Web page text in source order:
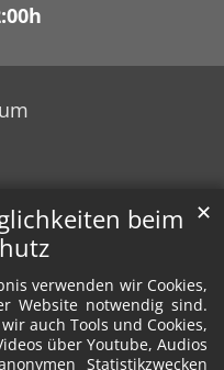
beim
verwenden wir Cookies,
Website notwendig sind.
auch Tools und Cookies,
über Youtube, Audios
Statistikzwecken
✕